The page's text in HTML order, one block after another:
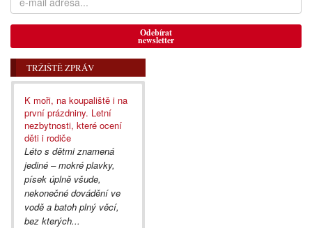
Odebírat
newsletter
TRŽIŠTĚ ZPRÁV
K moři, na koupaliště i na
první prázdniny. Letní
nezbytnosti, které ocení
děti i rodiče
Léto s dětmi znamená
jediné – mokré plavky,
písek úplně všude,
nekonečné dovádění ve
vodě a batoh plný věcí,
bez kterých...